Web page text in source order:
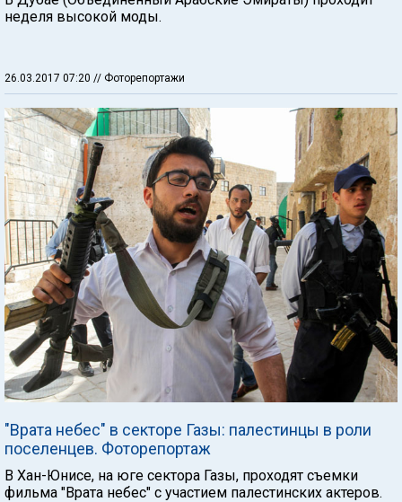
неделя высокой моды.
26.03.2017 07:20 // Фоторепортажи
"Врата небес" в секторе Газы: палестинцы в роли
поселенцев. Фоторепортаж
В Хан-Юнисе, на юге сектора Газы, проходят съемки
фильма "Врата небес" с участием палестинских актеров.